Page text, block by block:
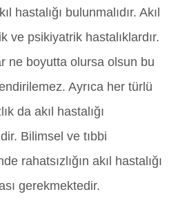
hastalığı bulunmalıdır. Akıl
ve psikiyatrik hastalıklardır.
ne boyutta olursa olsun bu
Ayrıca her türlü
da akıl hastalığı
Bilimsel ve tıbbi
rahatsızlığın akıl hastalığı
gerekmektedir.